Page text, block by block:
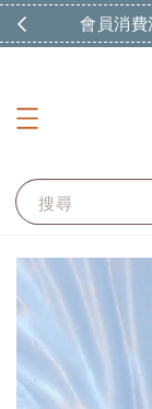
會員消
搜尋